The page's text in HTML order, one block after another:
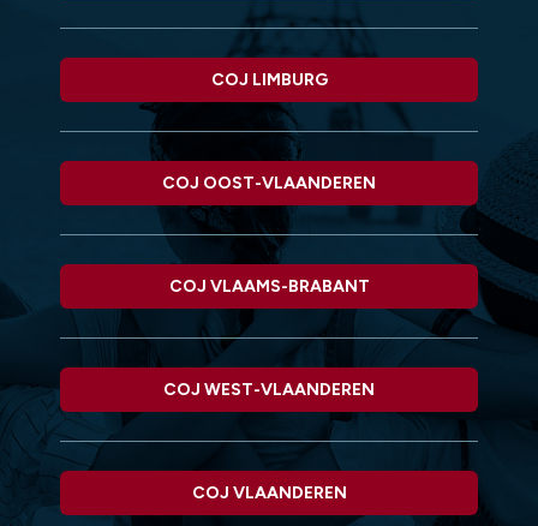
COJ LIMBURG
COJ OOST-VLAANDEREN
COJ VLAAMS-BRABANT
COJ WEST-VLAANDEREN
COJ VLAANDEREN